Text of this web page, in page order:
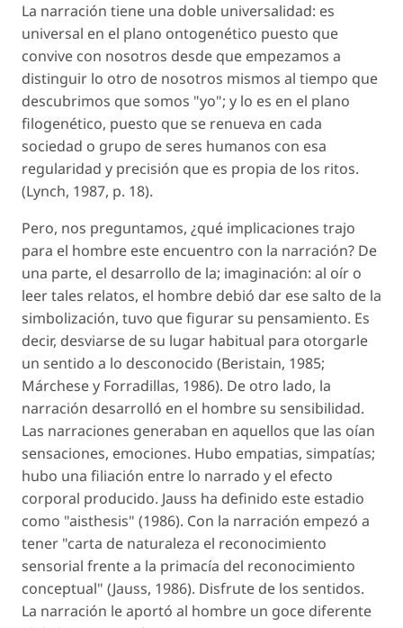
La narración tiene una doble universalidad: es
universal en el plano ontogenético puesto que
convive con nosotros desde que empezamos a
distinguir lo otro de nosotros mismos al tiempo que
descubrimos que somos "yo"; y lo es en el plano
filogenético, puesto que se renueva en cada
sociedad o grupo de seres humanos con esa
regularidad y precisión que es propia de los ritos.
(Lynch, 1987, p. 18).
Pero, nos preguntamos, ¿qué implicaciones trajo
para el hombre este encuentro con la narración? De
una parte, el desarrollo de la; imaginación: al oír o
leer tales relatos, el hombre debió dar ese salto de la
simbolización, tuvo que figurar su pensamiento. Es
decir, desviarse de su lugar habitual para otorgarle
un sentido a lo desconocido (Beristain, 1985;
Márchese y Forradillas, 1986). De otro lado, la
narración desarrolló en el hombre su sensibilidad.
Las narraciones generaban en aquellos que las oían
sensaciones, emociones. Hubo empatias, simpatías;
hubo una filiación entre lo narrado y el efecto
corporal producido. Jauss ha definido este estadio
como "aisthesis" (1986). Con la narración empezó a
tener "carta de naturaleza el reconocimiento
sensorial frente a la primacía del reconocimiento
conceptual" (Jauss, 1986). Disfrute de los sentidos.
La narración le aportó al hombre un goce diferente